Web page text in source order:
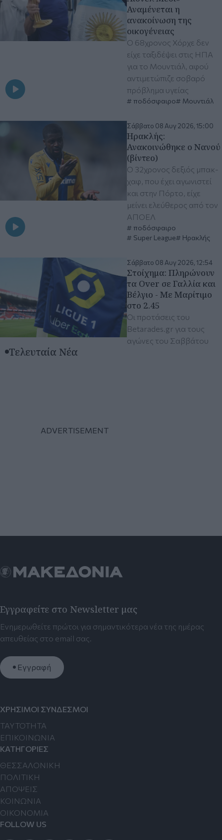
Αναμένεται η
ανακοίνωση της
οικογένειας
Ο 68χρονος Χόρχε δεν
είχε ταξιδέψει στις ΗΠΑ
για το Μουντιάλ, αφού
αντιμετώπιζε σοβαρό
πρόβλημα υγείας
ποδόσφαιρο Μουντιάλ
Σάββατο 08 Αυγ 2026, 15:00
Ηρακλής:
Ανακοινώθηκε ο Νανού
(βίντεο)
Ο 32χρονος δεξιός μπακ-
χαφ, που έχει αγωνιστεί
και στην Πόρτο, είχε
μείνει ελεύθερος από τον
ΑΠΟΕΛ
ποδόσφαιρο
Super League
Ηρακλής
Σάββατο 08 Αυγ 2026, 12:54
Στοίχημα: Πληρώνουν
τα Over σε Γαλλία και
Βέλγιο - Με Μαρίτιμο
στο 2.45
Οι προτάσεις του
Betarades.gr για τους
αγώνες του Σαββάτου
Τελευταία Νέα
Εγγραφείτε στο Newsletter μας
Ενημερωθείτε πρώτοι για σημαντικότερα νέα της ημέρας
απευθείας στο email σας.
Εγγραφή
ΧΡΗΣΙΜΟΙ ΣΥΝΔΕΣΜΟΙ
TAYTOTHTA
ΕΠΙΚΟΙΝΩΝΙΑ
ΚΑΤΗΓΟΡΙΕΣ
ΘΕΣΣΑΛΟΝΙΚΗ
ΠΟΛΙΤΙΚΗ
ΑΠΟΨΕΙΣ
ΚΟΙΝΩΝΙΑ
ΟΙΚΟΝΟΜΙΑ
FOLLOW US